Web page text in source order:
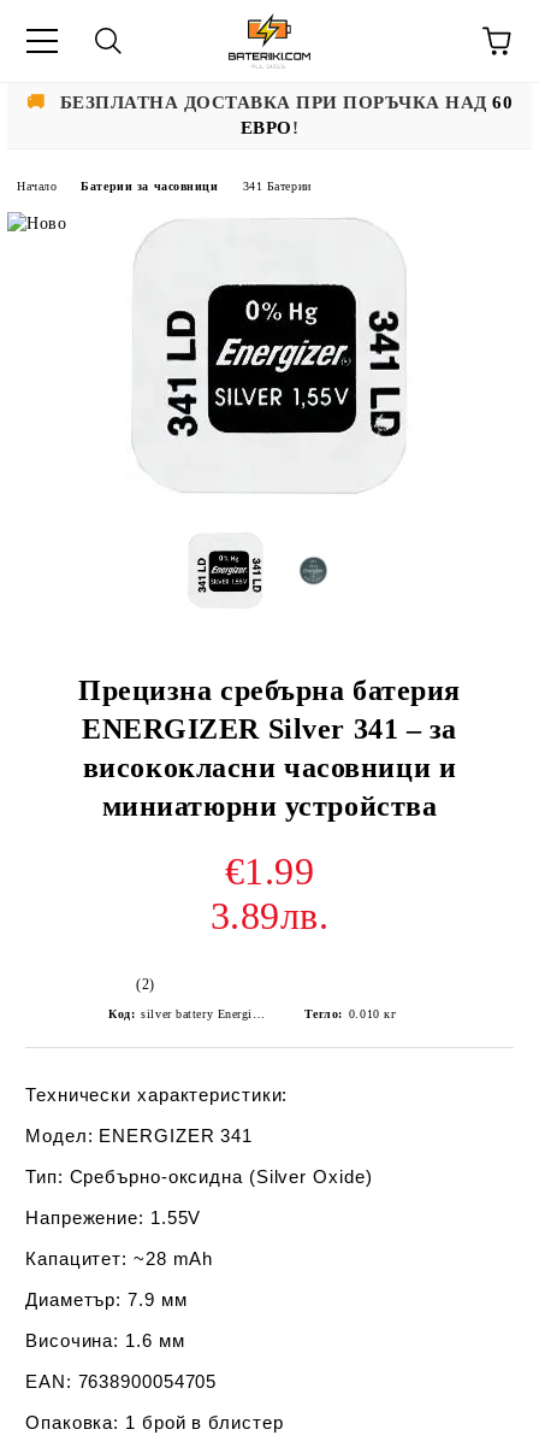
🚚 БЕЗПЛАТНА ДОСТАВКА ПРИ ПОРЪЧКА НАД60
ЕВРО!
Начало Батерии за часовници 341 Батерии
Прецизна сребърна батерия
ENERGIZER Silver 341 – за
висококласни часовници и
миниатюрни устройства
€1.99
3.89лв.
(2)
Код: Тегло: 0.010 кг
Технически характеристики:
Модел: ENERGIZER 341
Тип: Сребърно-оксидна (Silver Oxide)
Напрежение: 1.55V
Капацитет: ~28 mAh
Диаметър: 7.9 мм
Височина: 1.6 мм
EAN: 7638900054705
Опаковка: 1 брой в блистер